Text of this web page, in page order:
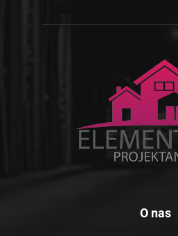
O nas